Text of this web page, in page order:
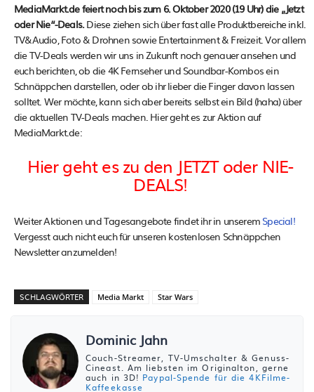
MediaMarkt.de feiert noch bis zum 6. Oktober 2020 (19 Uhr) die „Jetzt
oder Nie“-Deals.Diese ziehen sich über fast alle Produktbereiche inkl.
TV&Audio, Foto & Drohnen sowie Entertainment & Freizeit. Vor allem
die TV-Deals werden wir uns in Zukunft noch genauer ansehen und
euch berichten, ob die 4K Fernseher und Soundbar-Kombos ein
Schnäppchen darstellen, oder ob ihr lieber die Finger davon lassen
solltet. Wer möchte, kann sich aber bereits selbst ein Bild (haha) über
die aktuellen TV-Deals machen. Hier geht es zur Aktion auf
MediaMarkt.de:
Hier geht es zu den JETZT oder NIE-
DEALS!
Weiter Aktionen und Tagesangebote findet ihr in unserem Special!
Vergesst auch nicht euch für unseren kostenlosen Schnäppchen
Newsletter anzumelden!
SCHLAGWÖRTER Media Markt Star Wars
Dominic Jahn
Couch-Streamer, TV-Umschalter & Genuss-
Cineast. Am liebsten im Originalton, gerne
auch in 3D! Paypal-Spende für die 4KFilme-
Kaffeekasse